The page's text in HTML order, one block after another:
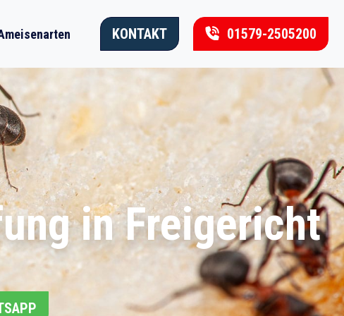
KONTAKT 01579-2505200
in Freigericht